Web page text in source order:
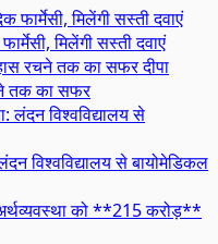
मिलेंगी सस्ती दवाएं
दीपा
तक का सफर
विश्वविद्यालय से बायोमेडिकल